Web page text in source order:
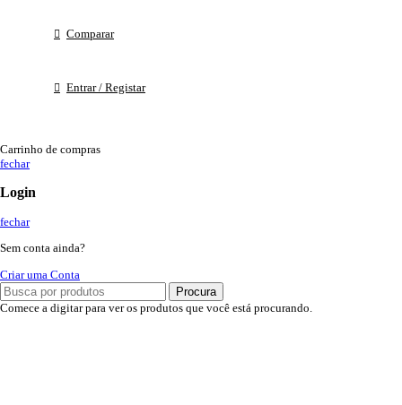
Comparar
Entrar / Registar
Carrinho de compras
fechar
Login
fechar
Sem conta ainda?
Criar uma Conta
Procura
Comece a digitar para ver os produtos que você está procurando.